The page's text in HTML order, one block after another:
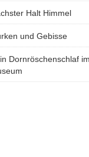
Halt Himmel
und Gebisse
Dornröschenschlaf im